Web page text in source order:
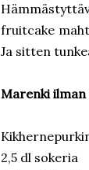
fruitcake
Ja sitten
Marenki ilman
2,5 dl sokeria